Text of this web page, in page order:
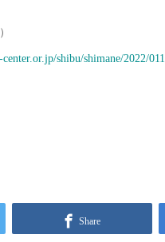
shibu/shimane/2022/
Share